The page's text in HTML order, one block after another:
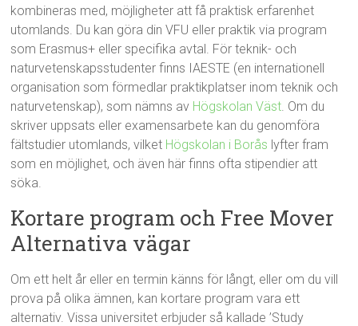
kombineras med, möjligheter att få praktisk erfarenhet
utomlands. Du kan göra din VFU eller praktik via program
som Erasmus+ eller specifika avtal. För teknik- och
naturvetenskapsstudenter finns IAESTE (en internationell
organisation som förmedlar praktikplatser inom teknik och
naturvetenskap), som nämns av Högskolan Väst. Om du
skriver uppsats eller examensarbete kan du genomföra
fältstudier utomlands, vilket Högskolan i Borås lyfter fram
som en möjlighet, och även här finns ofta stipendier att
söka.
Kortare program och Free Mover
Alternativa vägar
Om ett helt år eller en termin känns för långt, eller om du vill
prova på olika ämnen, kan kortare program vara ett
alternativ. Vissa universitet erbjuder så kallade ’Study